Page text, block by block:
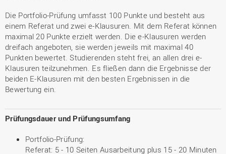
Die Portfolio-Prüfung umfasst 100 Punkte und besteht aus
einem Referat und zwei e-Klausuren. Mit dem Referat können
maximal 20 Punkte erzielt werden. Die e-Klausuren werden
dreifach angeboten, sie werden jeweils mit maximal 40
Punkten bewertet. Studierenden steht frei, an allen drei e-
Klausuren teilzunehmen. Es fließen dann die Ergebnisse der
beiden E-Klausuren mit den besten Ergebnissen in die
Bewertung ein.
Prüfungsdauer und Prüfungsumfang
Portfolio-Prüfung:
Referat: 5 - 10 Seiten Ausarbeitung plus 15 - 20 Minuten